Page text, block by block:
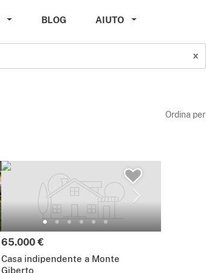
BLOG AIUTO
Ordina per
Prezzo:
65.000 €
Casa indipendente a Monte
Giberto